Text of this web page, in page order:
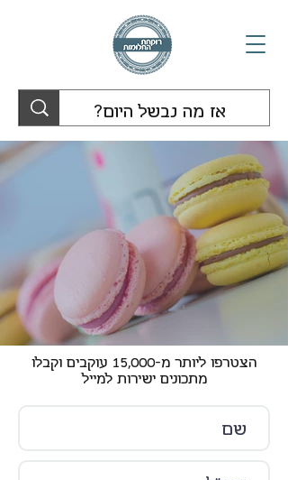
הצטרפו ליותר מ-15,000 עוקבים וקבלו
מתכונים ישירות למייל